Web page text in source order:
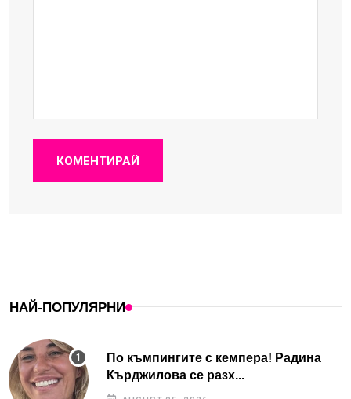
КОМЕНТИРАЙ
НАЙ-ПОПУЛЯРНИ
По къмпингите с кемпера! Радина
Кърджилова се разх...